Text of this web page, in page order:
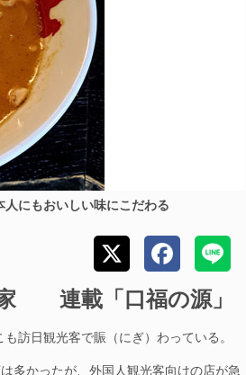
にもおいしい味にこだわる
連載「口福の源」
訪日観光客で賑（にぎ）わっている。
多かったが、外国人観光客向けの店が急